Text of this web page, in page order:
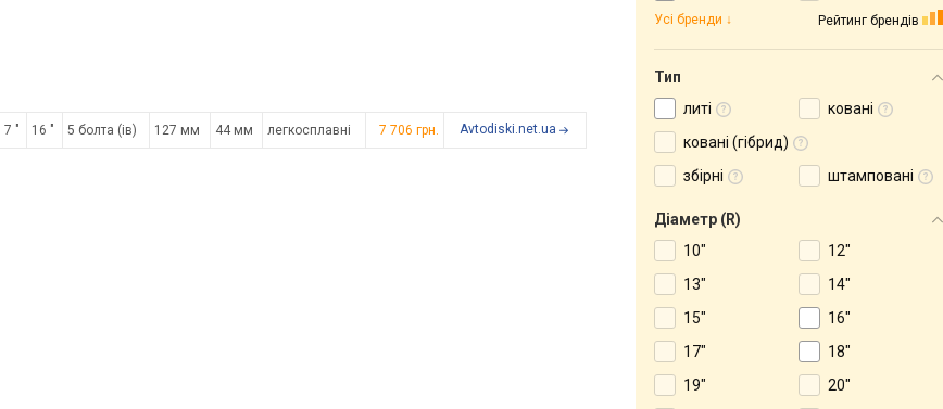
7 " 16 " 5 болта (ів) 127 мм 44 мм легкосплавні 7 706 грн. Avtodiski.net.ua
Рейтинг брендів
Усі бренди
Тип
литі
ковані
ковані (гібрид)
збірні
штамповані
Діаметр (R)
10"
12"
13"
14"
15"
16"
17"
18"
19"
20"